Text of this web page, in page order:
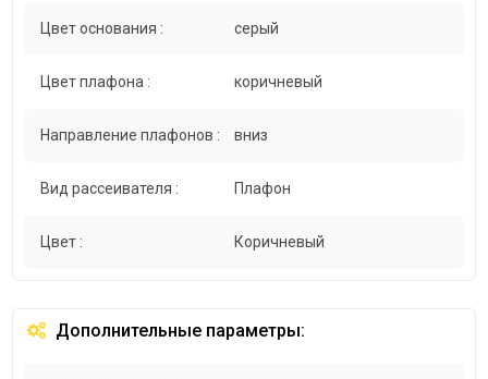
Цвет основания : серый
Цвет плафона : коричневый
Направление плафонов : вниз
Вид рассеивателя : Плафон
Цвет : Коричневый
Дополнительные параметры: